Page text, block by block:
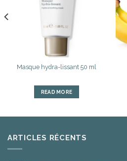
Masque hydra-lissant 50 ml
READ MORE
ARTICLES RÉCENTS